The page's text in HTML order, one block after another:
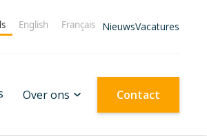
English Français NieuwsVacatures
Over ons Contact